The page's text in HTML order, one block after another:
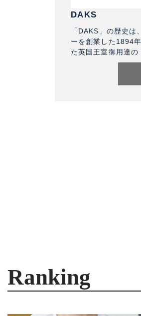
DAKS
「DAKS」の歴史
ーを創業した1894
た英国王室御用達の
Ranking